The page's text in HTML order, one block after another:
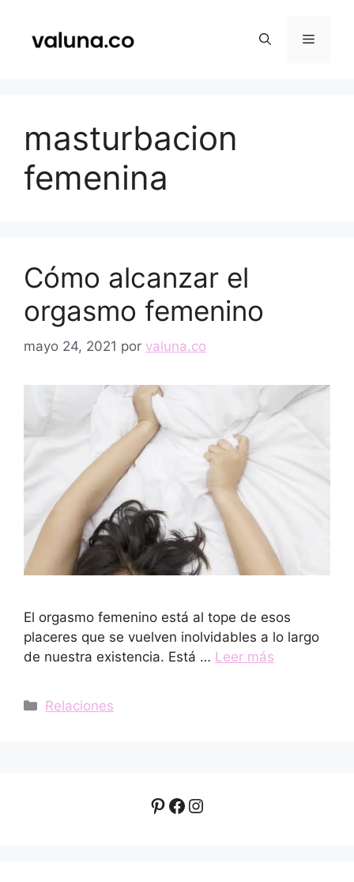
contenido
Menú
masturbacion
femenina
Cómo alcanzar el
orgasmo femenino
mayo 24, 2021 por valuna.co
El orgasmo femenino está al tope de esos
placeres que se vuelven inolvidables a lo largo
de nuestra existencia. Está … Leer más
Categorías
Relaciones
Pinterest
Facebook
Instagram